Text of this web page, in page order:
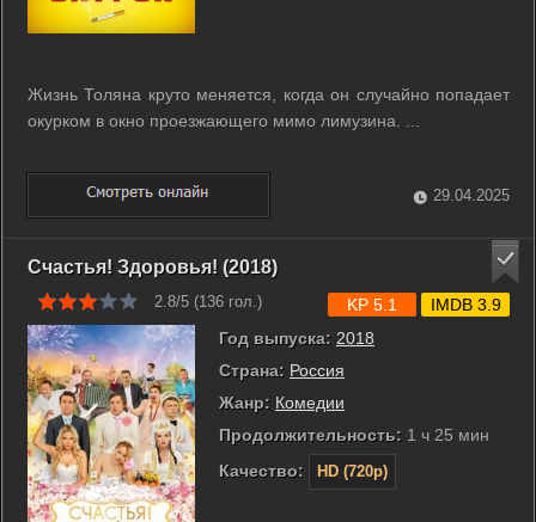
Жизнь Толяна круто меняется, когда он случайно попадает
окурком в окно проезжающего мимо лимузина. ...
29.04.2025
Счастья! Здоровья! (2018)
2.8/5 (136 гол.)
Год выпуска: 2018
Страна: Россия
Жанр: Комедии
Продолжительность: 1 ч 25 мин
Качество:
HD (720p)
KP 5.1 IMDB 3.9